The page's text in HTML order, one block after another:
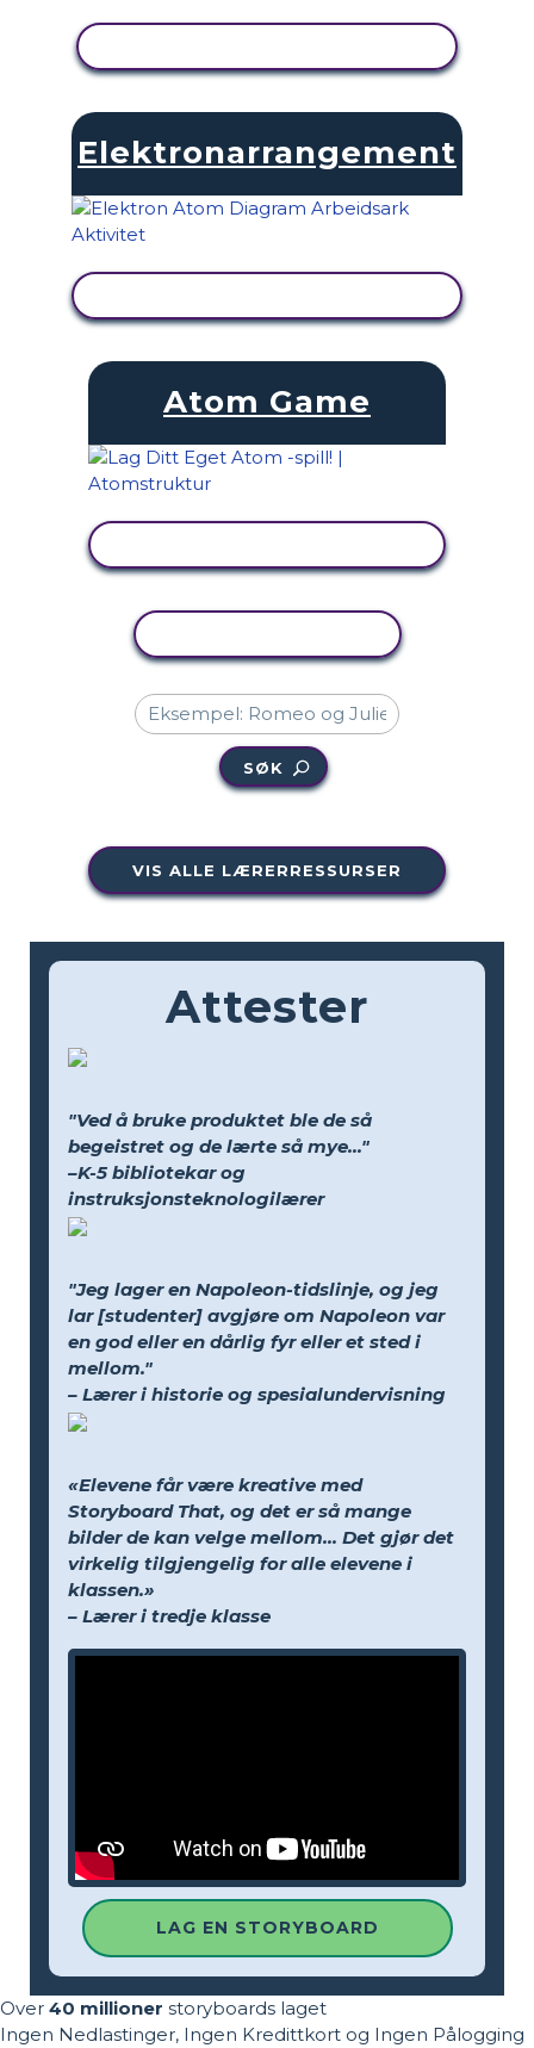
Elektronarrangement
Atom Game
SØK
VIS ALLE LÆRERRESSURSER
Attester
"Ved å bruke produktet ble de så
begeistret og de lærte så mye..."
–K-5 bibliotekar og
instruksjonsteknologilærer
"Jeg lager en Napoleon-tidslinje, og jeg
lar [studenter] avgjøre om Napoleon var
en god eller en dårlig fyr eller et sted i
mellom."
– Lærer i historie og spesialundervisning
«Elevene får være kreative med
Storyboard That, og det er så mange
bilder de kan velge mellom... Det gjør det
virkelig tilgjengelig for alle elevene i
klassen.»
– Lærer i tredje klasse
LAG EN STORYBOARD
Over 40 millioner storyboards laget
Ingen Nedlastinger, Ingen Kredittkort og Ingen Pålogging